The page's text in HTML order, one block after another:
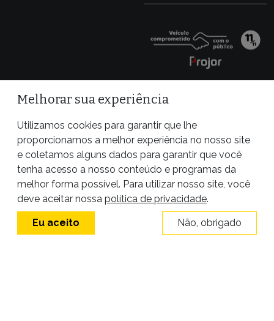
Site desenvolvido por
Melhorar sua experiência
Utilizamos cookies para garantir que lhe
proporcionamos a melhor experiência no nosso site
e coletamos alguns dados para garantir que você
tenha acesso a nosso conteúdo e programas da
melhor forma possível. Para utilizar nosso site, você
deve aceitar nossa política de privacidade.
Eu aceito Não, obrigado